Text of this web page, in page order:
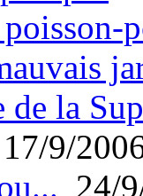
la
17/9/
24/